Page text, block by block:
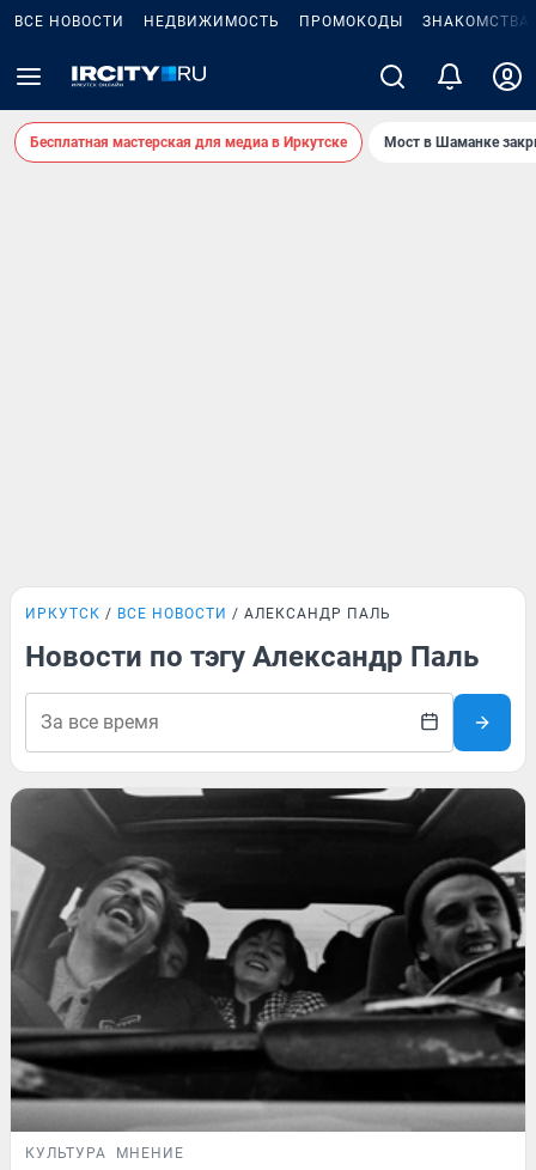
ВСЕ НОВОСТИ НЕДВИЖИМОСТЬ ПРОМОКОДЫ ЗНАКОМСТВА
Бесплатная мастерская для медиа в Иркутске Мост в Шаманке
ИРКУТСК ВСЕ НОВОСТИ АЛЕКСАНДР ПАЛЬ
Новости по тэгу Александр Паль
КУЛЬТУРА МНЕНИЕ